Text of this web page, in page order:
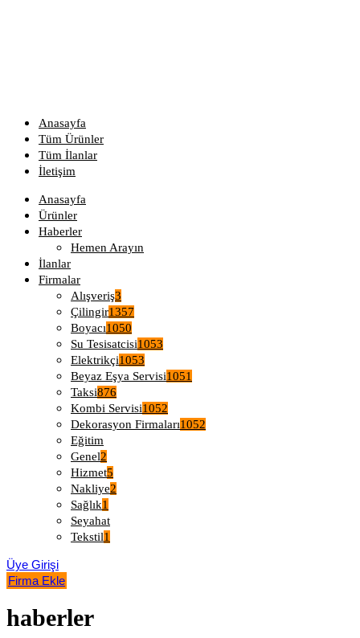
Anasayfa
Tüm Ürünler
Tüm İlanlar
İletişim
Anasayfa
Ürünler
Haberler
Hemen Arayın
İlanlar
Firmalar
Alışveriş3
Çilingir1357
Boyacı1050
Su Tesisatcisi1053
Elektrikçi1053
Beyaz Eşya Servisi1051
Taksi876
Kombi Servisi1052
Dekorasyon Firmaları1052
Eğitim
Genel2
Hizmet5
Nakliye2
Sağlık1
Seyahat
Tekstil1
Üye Girişi
Firma Ekle
haberler